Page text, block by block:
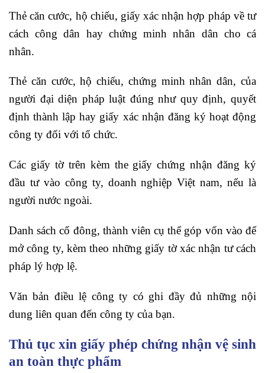
Thẻ căn cước, hộ chiếu, giấy xác nhận hợp pháp về tư
cách công dân hay chứng minh nhân dân cho cá
nhân.
Thẻ căn cước, hộ chiếu, chứng minh nhân dân, của
người đại diện pháp luật đúng như quy định, quyết
định thành lập hay giấy xác nhận đăng ký hoạt động
công ty đối với tổ chức.
Các giấy tờ trên kèm the giấy chứng nhận đăng ký
đầu tư vào công ty, doanh nghiệp Việt nam, nếu là
người nước ngoài.
Danh sách cổ đông, thành viên cụ thể góp vốn vào để
mở công ty, kèm theo những giấy tờ xác nhận tư cách
pháp lý hợp lệ.
Văn bản điều lệ công ty có ghi đầy đủ những nội
dung liên quan đến công ty của bạn.
Thủ tục xin giấy phép chứng nhận vệ sinh
an toàn thực phẩm